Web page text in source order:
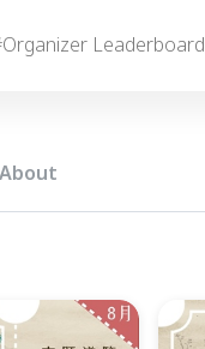
Organizer Leaderboard
About